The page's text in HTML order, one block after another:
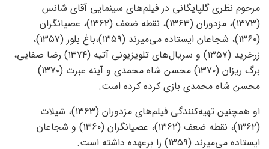
مرحوم نظری گلپایگانی در فیلم‌های سینمایی آقای شانس
(۱۳۷۳)، مزدوران (۱۳۶۳)، نقطه ضعف (۱۳۶۲)، عصیانگران
(۱۳۶۰)، شجاعان ایستاده می‌میرند (۱۳۵۹)،‌باغ بلور (۱۳۵۷)،‌
زرخرید (۱۳۵۷) و سریال‌های تلویزیونی آتیه (۱۳۷۴) رضا صفایی،
برگ ریزان (۱۳۷۰) محسن شاه محمدی و آینه عبرت (۱۳۷۰)
محسن شاه محمدی بازی کرده کرده است.
او همچنین تهیه‌کنندگی فیلم‌های مزدوران (۱۳۶۳)، شیلات
(۱۳۶۲)، نقطه ضعف (۱۳۶۲)، عصیانگران (۱۳۶۰) و شجاعان
ایستاده می‌میرند (۱۳۵۹) را برعهده داشته است.